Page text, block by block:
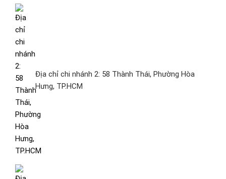
Địa chỉ chi nhánh 2: 58 Thành Thái, Phường Hòa
Hưng, TP.HCM